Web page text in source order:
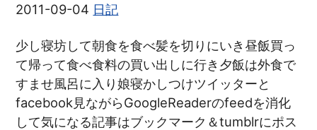
2011-09-04 日記
少し寝坊して朝食を食べ髪を切りにいき昼飯買っ
て帰って食べ食料の買い出しに行き夕飯は外食で
すませ風呂に入り娘寝かしつけツイッターと
facebook見ながらGoogleReaderのfeedを消化
して気になる記事はブックマーク＆tumblrにポス